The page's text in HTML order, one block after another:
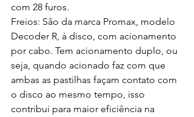
com 28 furos.
Freios: São da marca Promax, modelo
Decoder R, à disco, com acionamento
por cabo. Tem acionamento duplo, ou
seja, quando acionado faz com que
ambas as pastilhas façam contato com
o disco ao mesmo tempo, isso
contribui para maior eficiência na